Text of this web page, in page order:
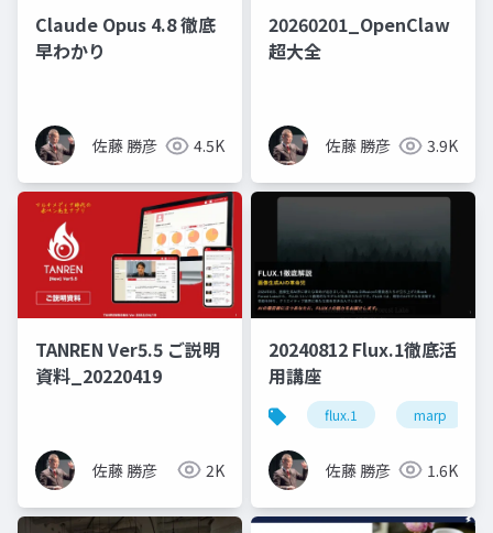
Claude Opus 4.8 徹底
早わかり
佐藤 勝彦 4.5K
20260201_OpenClaw
超大全
佐藤 勝彦 3.9K
TANREN Ver5.5 ご説明
資料_20220419
佐藤 勝彦 2K
20240812 Flux.1徹底活
用講座
flux.1 marp
佐藤 勝彦 1.6K